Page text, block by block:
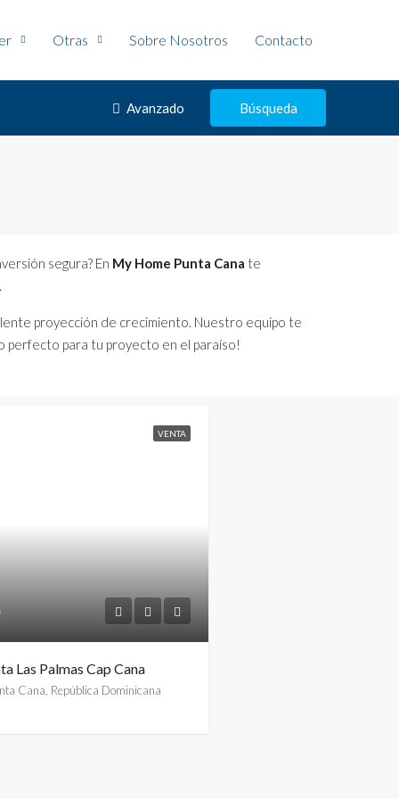
Otras Sobre Nosotros Contacto
Avanzado Búsqueda
segura? En My Home Punta Cana te
proyección de crecimiento. Nuestro equipo te
perfecto para tu proyecto en el paraíso!
VENTA
Las Palmas Cap Cana
Cana, República Dominicana